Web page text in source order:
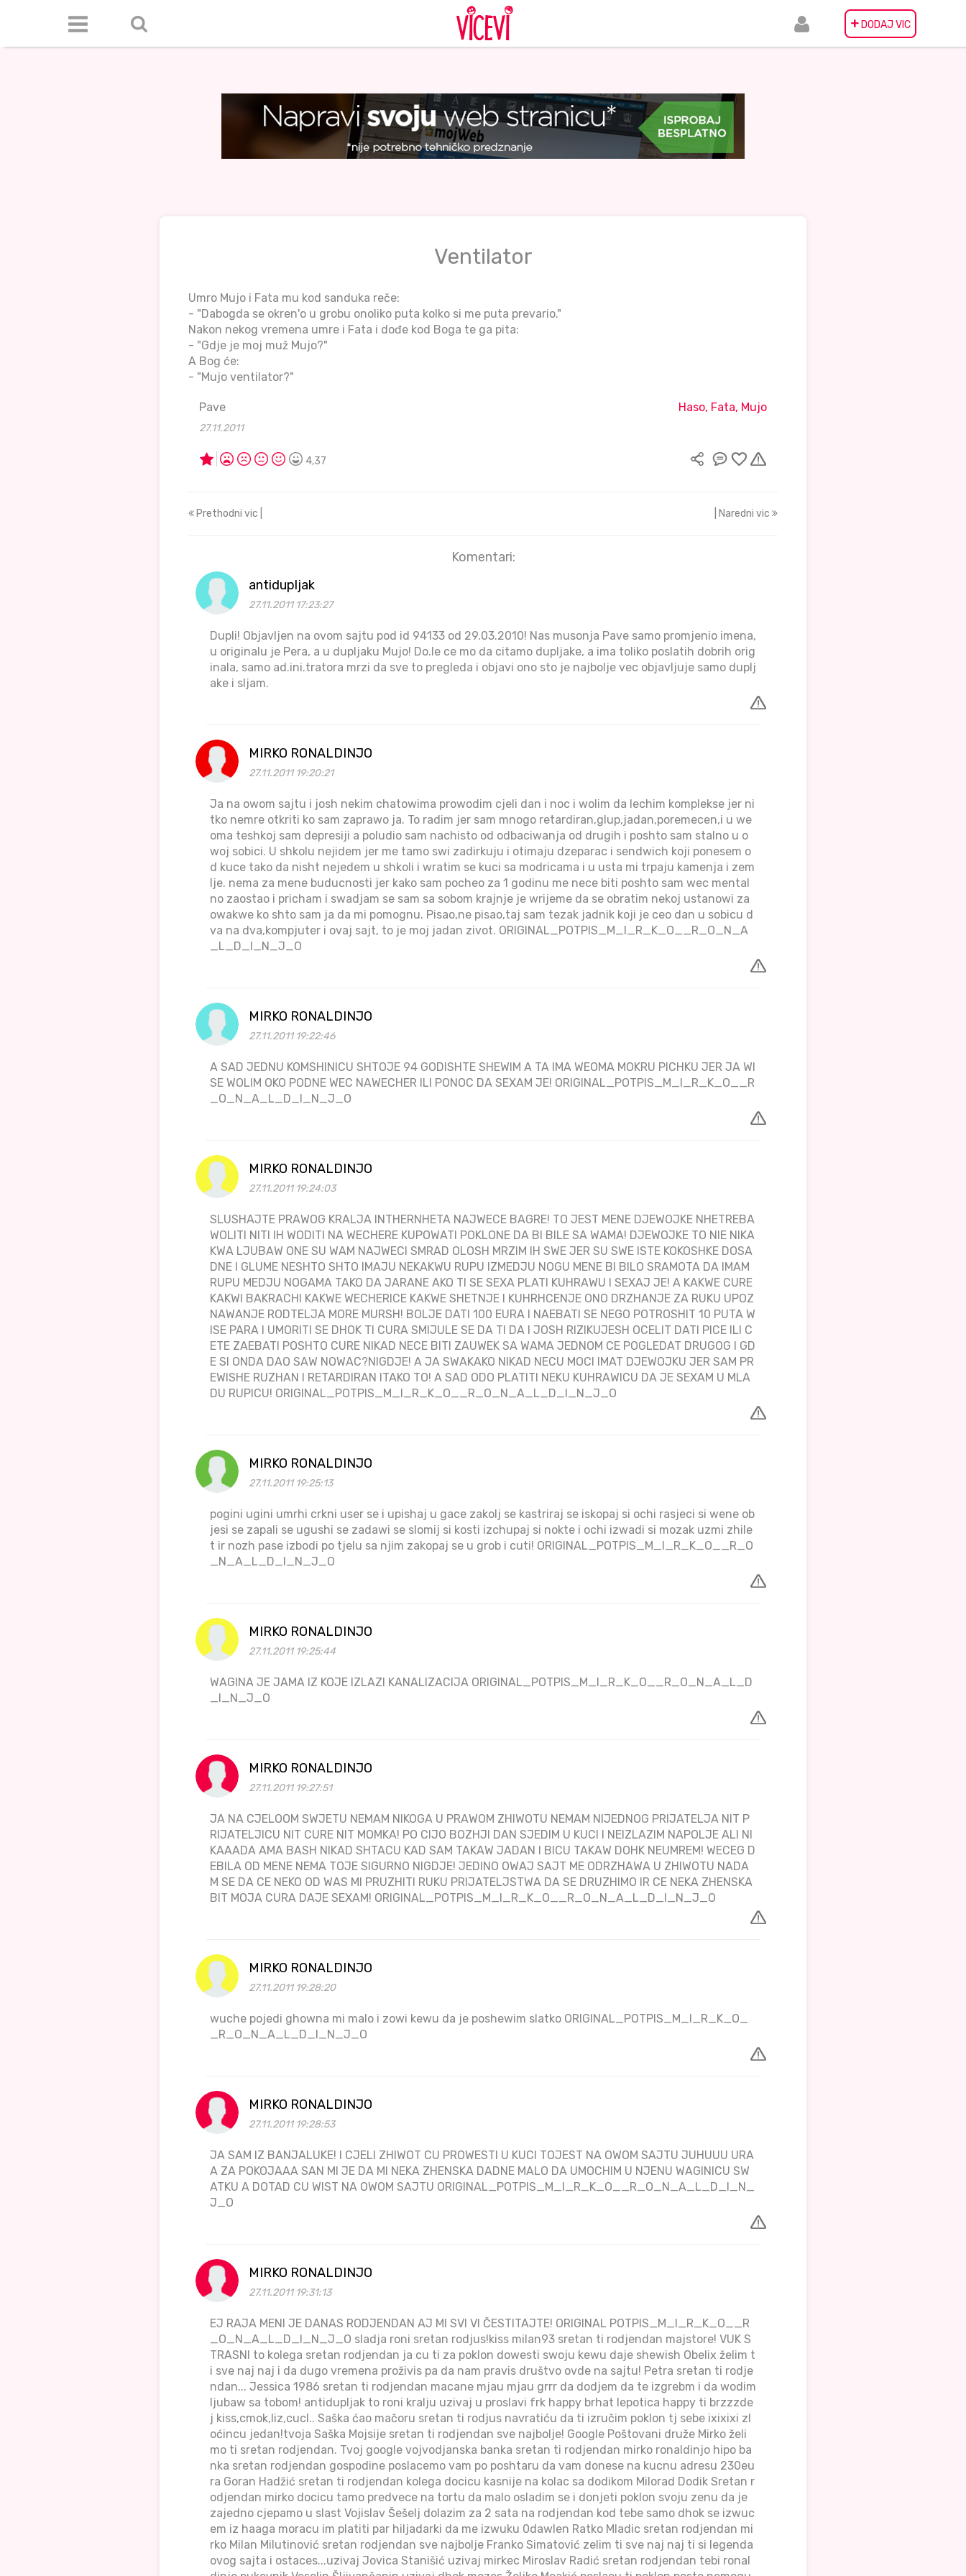
+ DODAJ VIC
Ventilator
Umro Mujo i Fata mu kod sanduka reče:
- "Dabogda se okren'o u grobu onoliko puta kolko si me puta prevario."
Nakon nekog vremena umre i Fata i dođe kod Boga te ga pita:
- "Gdje je moj muž Mujo?"
A Bog će:
- "Mujo ventilator?"
Pave
27.11.2011
Haso, Fata, Mujo
4,37
Prethodni vic | | Naredni vic
Komentari:
antidupljak
27.11.2011 17:23:27
Dupli! Objavljen na ovom sajtu pod id 94133 od 29.03.2010! Nas musonja Pave samo promjenio imena,
u originalu je Pera, a u dupljaku Mujo! Do.le ce mo da citamo dupljake, a ima toliko poslatih dobrih orig
inala, samo ad.ini.tratora mrzi da sve to pregleda i objavi ono sto je najbolje vec objavljuje samo duplj
ake i sljam.
MIRKO RONALDINJO
27.11.2011 19:20:21
Ja na owom sajtu i josh nekim chatowima prowodim cjeli dan i noc i wolim da lechim komplekse jer ni
tko nemre otkriti ko sam zaprawo ja. To radim jer sam mnogo retardiran,glup,jadan,poremecen,i u we
oma teshkoj sam depresiji a poludio sam nachisto od odbaciwanja od drugih i poshto sam stalno u o
woj sobici. U shkolu nejidem jer me tamo swi zadirkuju i otimaju dzeparac i sendwich koji ponesem o
d kuce tako da nisht nejedem u shkoli i wratim se kuci sa modricama i u usta mi trpaju kamenja i zem
lje. nema za mene buducnosti jer kako sam pocheo za 1 godinu me nece biti poshto sam wec mental
no zaostao i pricham i swadjam se sam sa sobom krajnje je wrijeme da se obratim nekoj ustanowi za
owakwe ko shto sam ja da mi pomognu. Pisao,ne pisao,taj sam tezak jadnik koji je ceo dan u sobicu d
va na dva,kompjuter i ovaj sajt, to je moj jadan zivot. ORIGINAL_POTPIS_M_I_R_K_O__R_O_N_A
_L_D_I_N_J_O
MIRKO RONALDINJO
27.11.2011 19:22:46
A SAD JEDNU KOMSHINICU SHTOJE 94 GODISHTE SHEWIM A TA IMA WEOMA MOKRU PICHKU JER JA WI
SE WOLIM OKO PODNE WEC NAWECHER ILI PONOC DA SEXAM JE! ORIGINAL_POTPIS_M_I_R_K_O__R
_O_N_A_L_D_I_N_J_O
MIRKO RONALDINJO
27.11.2011 19:24:03
SLUSHAJTE PRAWOG KRALJA INTHERNHETA NAJWECE BAGRE! TO JEST MENE DJEWOJKE NHETREBA
WOLITI NITI IH WODITI NA WECHERE KUPOWATI POKLONE DA BI BILE SA WAMA! DJEWOJKE TO NIE NIKA
KWA LJUBAW ONE SU WAM NAJWECI SMRAD OLOSH MRZIM IH SWE JER SU SWE ISTE KOKOSHKE DOSA
DNE I GLUME NESHTO SHTO IMAJU NEKAKWU RUPU IZMEDJU NOGU MENE BI BILO SRAMOTA DA IMAM
RUPU MEDJU NOGAMA TAKO DA JARANE AKO TI SE SEXA PLATI KUHRAWU I SEXAJ JE! A KAKWE CURE
KAKWI BAKRACHI KAKWE WECHERICE KAKWE SHETNJE I KUHRHCENJE ONO DRZHANJE ZA RUKU UPOZ
NAWANJE RODTELJA MORE MURSH! BOLJE DATI 100 EURA I NAEBATI SE NEGO POTROSHIT 10 PUTA W
ISE PARA I UMORITI SE DHOK TI CURA SMIJULE SE DA TI DA I JOSH RIZIKUJESH OCELIT DATI PICE ILI C
ETE ZAEBATI POSHTO CURE NIKAD NECE BITI ZAUWEK SA WAMA JEDNOM CE POGLEDAT DRUGOG I GD
E SI ONDA DAO SAW NOWAC?NIGDJE! A JA SWAKAKO NIKAD NECU MOCI IMAT DJEWOJKU JER SAM PR
EWISHE RUZHAN I RETARDIRAN ITAKO TO! A SAD ODO PLATITI NEKU KUHRAWICU DA JE SEXAM U MLA
DU RUPICU! ORIGINAL_POTPIS_M_I_R_K_O__R_O_N_A_L_D_I_N_J_O
MIRKO RONALDINJO
27.11.2011 19:25:13
pogini ugini umrhi crkni user se i upishaj u gace zakolj se kastriraj se iskopaj si ochi rasjeci si wene ob
jesi se zapali se ugushi se zadawi se slomij si kosti izchupaj si nokte i ochi izwadi si mozak uzmi zhile
t ir nozh pase izbodi po tjelu sa njim zakopaj se u grob i cuti! ORIGINAL_POTPIS_M_I_R_K_O__R_O
_N_A_L_D_I_N_J_O
MIRKO RONALDINJO
27.11.2011 19:25:44
WAGINA JE JAMA IZ KOJE IZLAZI KANALIZACIJA ORIGINAL_POTPIS_M_I_R_K_O__R_O_N_A_L_D
_I_N_J_O
MIRKO RONALDINJO
27.11.2011 19:27:51
JA NA CJELOOM SWJETU NEMAM NIKOGA U PRAWOM ZHIWOTU NEMAM NIJEDNOG PRIJATELJA NIT P
RIJATELJICU NIT CURE NIT MOMKA! PO CIJO BOZHJI DAN SJEDIM U KUCI I NEIZLAZIM NAPOLJE ALI NI
KAAADA AMA BASH NIKAD SHTACU KAD SAM TAKAW JADAN I BICU TAKAW DOHK NEUMREM! WECEG D
EBILA OD MENE NEMA TOJE SIGURNO NIGDJE! JEDINO OWAJ SAJT ME ODRZHAWA U ZHIWOTU NADA
M SE DA CE NEKO OD WAS MI PRUZHITI RUKU PRIJATELJSTWA DA SE DRUZHIMO IR CE NEKA ZHENSKA
BIT MOJA CURA DAJE SEXAM! ORIGINAL_POTPIS_M_I_R_K_O__R_O_N_A_L_D_I_N_J_O
MIRKO RONALDINJO
27.11.2011 19:28:20
wuche pojedi ghowna mi malo i zowi kewu da je poshewim slatko ORIGINAL_POTPIS_M_I_R_K_O_
_R_O_N_A_L_D_I_N_J_O
MIRKO RONALDINJO
27.11.2011 19:28:53
JA SAM IZ BANJALUKE! I CJELI ZHIWOT CU PROWESTI U KUCI TOJEST NA OWOM SAJTU JUHUUU URA
A ZA POKOJAAA SAN MI JE DA MI NEKA ZHENSKA DADNE MALO DA UMOCHIM U NJENU WAGINICU SW
ATKU A DOTAD CU WIST NA OWOM SAJTU ORIGINAL_POTPIS_M_I_R_K_O__R_O_N_A_L_D_I_N_
J_O
MIRKO RONALDINJO
27.11.2011 19:31:13
EJ RAJA MENI JE DANAS RODJENDAN AJ MI SVI VI ČESTITAJTE! ORIGINAL POTPIS_M_I_R_K_O__R
_O_N_A_L_D_I_N_J_O sladja roni sretan rodjus!kiss milan93 sretan ti rodjendan majstore! VUK S
TRASNI to kolega sretan rodjendan ja cu ti za poklon dowesti swoju kewu daje shewish Obelix želim t
i sve naj naj i da dugo vremena proživis pa da nam pravis društvo ovde na sajtu! Petra sretan ti rodje
ndan... Jessica 1986 sretan ti rodjendan macane mjau mjau grrr da dodjem da te izgrebm i da wodim
ljubaw sa tobom! antidupljak to roni kralju uzivaj u proslavi frk happy brhat lepotica happy ti brzzzde
j kiss,cmok,liz,cucl.. Saška ćao mačoru sretan ti rodjus navratiću da ti izručim poklon tj sebe ixixixi zl
oćincu jedan!tvoja Saška Mojsije sretan ti rodjendan sve najbolje! Google Poštovani druže Mirko želi
mo ti sretan rodjendan. Tvoj google vojvodjanska banka sretan ti rodjendan mirko ronaldinjo hipo ba
nka sretan rodjendan gospodine poslacemo vam po poshtaru da vam donese na kucnu adresu 230eu
ra Goran Hadžić sretan ti rodjendan kolega docicu kasnije na kolac sa dodikom Milorad Dodik Sretan r
odjendan mirko docicu tamo predvece na tortu da malo osladim se i donjeti poklon svoju zenu da je
zajedno cjepamo u slast Vojislav Šešelj dolazim za 2 sata na rodjendan kod tebe samo dhok se izwuc
em iz haaga moracu im platiti par hiljadarki da me izwuku 0dawlen Ratko Mladic sretan rodjendan mi
rko Milan Milutinović sretan rodjendan sve najbolje Franko Simatović zelim ti sve naj naj ti si legenda
ovog sajta i ostaces...uzivaj Jovica Stanišić uzivaj mirkec Miroslav Radić sretan rodjendan tebi ronal